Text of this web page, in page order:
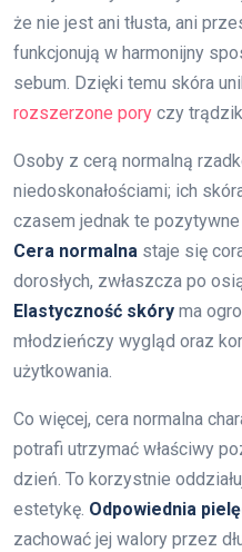
że nie jest ani tłusta, ani
funkcjonują w harmonijny
sebum. Dzięki temu skóra
rozszerzone pory czy
Osoby z cerą normalną
niedoskonałościami; ich
czasem jednak te
Cera normalna staje się
dorosłych, zwłaszcza po
Elastyczność skóry ma
młodzieńczy wygląd oraz
użytkowania.
Co więcej, cera normalna
potrafi utrzymać właściwy
dzień. To korzystnie
estetykę. Odpowiednia
zachować jej walory przez